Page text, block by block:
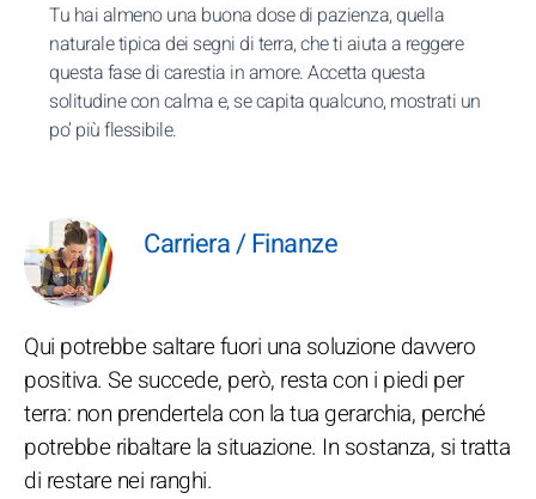
Tu hai almeno una buona dose di pazienza, quella
naturale tipica dei segni di terra, che ti aiuta a reggere
questa fase di carestia in amore. Accetta questa
solitudine con calma e, se capita qualcuno, mostrati un
po’ più flessibile.
Carriera / Finanze
Qui potrebbe saltare fuori una soluzione davvero
positiva. Se succede, però, resta con i piedi per
terra: non prendertela con la tua gerarchia, perché
potrebbe ribaltare la situazione. In sostanza, si tratta
di restare nei ranghi.